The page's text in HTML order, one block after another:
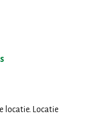
locatie. Locatie